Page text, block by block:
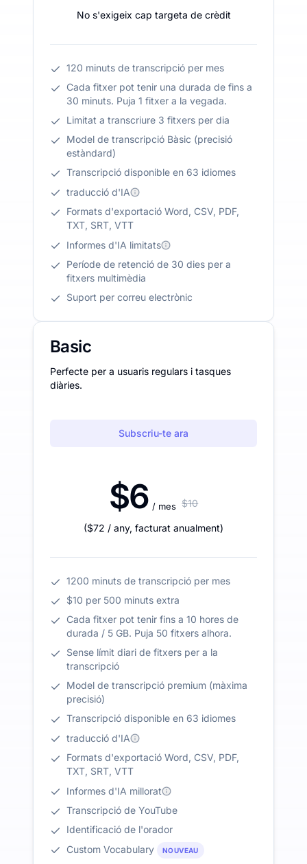
No s'exigeix cap targeta de crèdit
120 minuts de transcripció per mes
Cada fitxer pot tenir una durada de fins a
30 minuts. Puja 1 fitxer a la vegada.
Limitat a transcriure 3 fitxers per dia
Model de transcripció Bàsic (precisió
estàndard)
Transcripció disponible en 63 idiomes
traducció d'IA
Formats d'exportació Word, CSV, PDF,
TXT, SRT, VTT
Informes d'IA limitats
Període de retenció de 30 dies per a
fitxers multimèdia
Suport per correu electrònic
Basic
Perfecte per a usuaris regulars i tasques
diàries.
Subscriu-te ara
$6 / mes $10
($72 / any, facturat anualment)
1200 minuts de transcripció per mes
$10 per 500 minuts extra
Cada fitxer pot tenir fins a 10 hores de
durada / 5 GB. Puja 50 fitxers alhora.
Sense límit diari de fitxers per a la
transcripció
Model de transcripció premium (màxima
precisió)
Transcripció disponible en 63 idiomes
traducció d'IA
Formats d'exportació Word, CSV, PDF,
TXT, SRT, VTT
Informes d'IA millorat
Transcripció de YouTube
Identificació de l'orador
Custom Vocabulary
NOUVEAU